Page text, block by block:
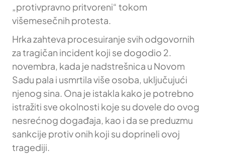
„protivpravno pritvoreni“ tokom
višemesečnih protesta.
Hrka zahteva procesuiranje svih odgovornih
za tragičan incident koji se dogodio 2.
novembra, kada je nadstrešnica u Novom
Sadu pala i usmrtila više osoba, uključujući
njenog sina. Ona je istakla kako je potrebno
istražiti sve okolnosti koje su dovele do ovog
nesrećnog događaja, kao i da se preduzmu
sankcije protiv onih koji su doprineli ovoj
tragediji.